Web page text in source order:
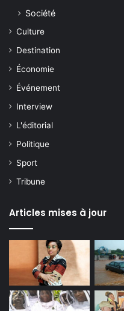
Société
Culture
Destination
Économie
Événement
Interview
L'éditorial
Politique
Sport
Tribune
Articles mises à jour